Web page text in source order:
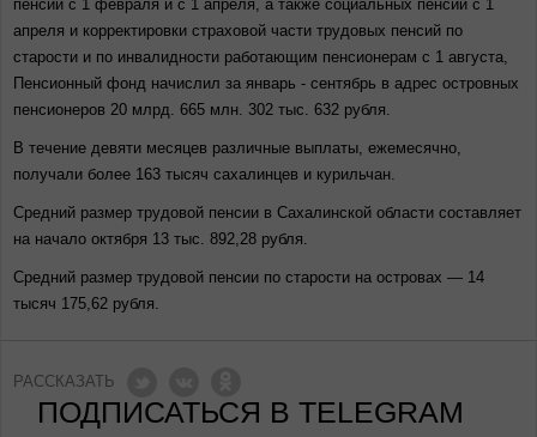
пенсий с 1 февраля и с 1 апреля, а также социальных пенсий с 1
апреля и корректировки страховой части трудовых пенсий по
старости и по инвалидности работающим пенсионерам с 1 августа,
Пенсионный фонд начислил за январь - сентябрь в адрес островных
пенсионеров 20 млрд. 665 млн. 302 тыс. 632 рубля.
В течение девяти месяцев различные выплаты, ежемесячно,
получали более 163 тысяч сахалинцев и курильчан.
Средний размер трудовой пенсии в Сахалинской области составляет
на начало октября 13 тыс. 892,28 рубля.
Средний размер трудовой пенсии по старости на островах — 14
тысяч 175,62 рубля.
РАССКАЗАТЬ
ПОДПИСАТЬСЯ В TELEGRAM